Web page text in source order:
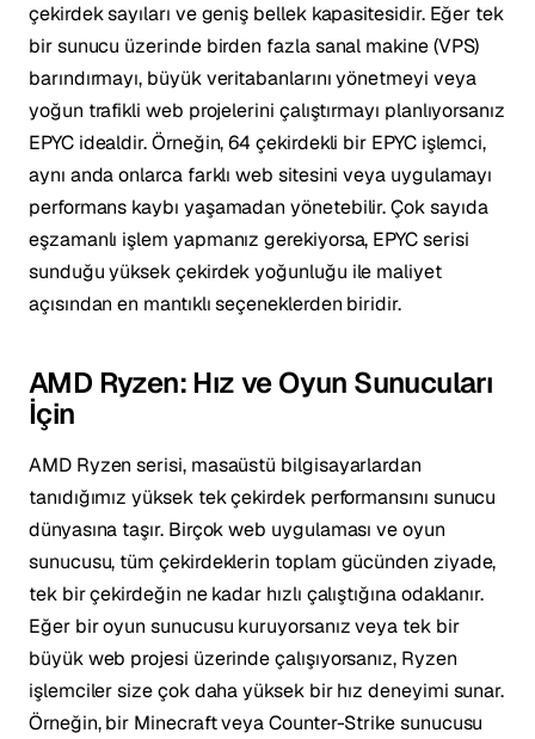
çekirdek sayıları ve geniş bellek kapasitesidir. Eğer tek
bir sunucu üzerinde birden fazla sanal makine (VPS)
barındırmayı, büyük veritabanlarını yönetmeyi veya
yoğun trafikli web projelerini çalıştırmayı planlıyorsanız
EPYC idealdir. Örneğin, 64 çekirdekli bir EPYC işlemci,
aynı anda onlarca farklı web sitesini veya uygulamayı
performans kaybı yaşamadan yönetebilir. Çok sayıda
eşzamanlı işlem yapmanız gerekiyorsa, EPYC serisi
sunduğu yüksek çekirdek yoğunluğu ile maliyet
açısından en mantıklı seçeneklerden biridir.
AMD Ryzen: Hız ve Oyun Sunucuları
İçin
AMD Ryzen serisi, masaüstü bilgisayarlardan
tanıdığımız yüksek tek çekirdek performansını sunucu
dünyasına taşır. Birçok web uygulaması ve oyun
sunucusu, tüm çekirdeklerin toplam gücünden ziyade,
tek bir çekirdeğin ne kadar hızlı çalıştığına odaklanır.
Eğer bir oyun sunucusu kuruyorsanız veya tek bir
büyük web projesi üzerinde çalışıyorsanız, Ryzen
işlemciler size çok daha yüksek bir hız deneyimi sunar.
Örneğin, bir Minecraft veya Counter-Strike sunucusu